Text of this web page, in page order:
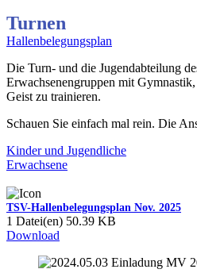
Turnen
Hallenbelegungsplan
Die Turn- und die Jugendabteilung
Erwachsenengruppen mit
Geist zu trainieren.
Schauen Sie einfach mal rein. Die
Kinder und Jugendliche
Erwachsene
TSV-Hallenbelegungsplan Nov. 2025
1 Datei(en) 50.39 KB
Download